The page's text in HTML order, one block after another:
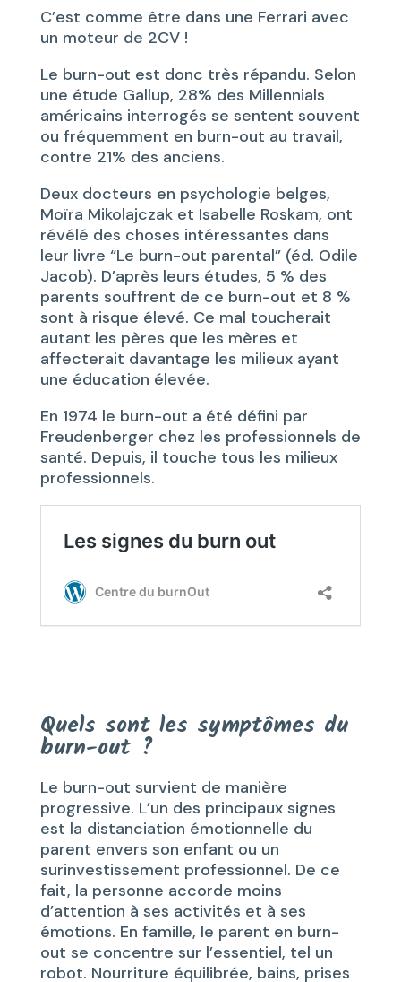
C’est comme être dans une Ferrari avec
un moteur de 2CV !
Le burn-out est donc très répandu. Selon
une étude Gallup, 28% des Millennials
américains interrogés se sentent souvent
ou fréquemment en burn-out au travail,
contre 21% des anciens.
Deux docteurs en psychologie belges,
Moïra Mikolajczak et Isabelle Roskam, ont
révélé des choses intéressantes dans
leur livre “Le burn-out parental” (éd. Odile
Jacob). D’après leurs études, 5 % des
parents souffrent de ce burn-out et 8 %
sont à risque élevé. Ce mal toucherait
autant les pères que les mères et
affecterait davantage les milieux ayant
une éducation élevée.
En 1974 le burn-out a été défini par
Freudenberger chez les professionnels de
santé. Depuis, il touche tous les milieux
professionnels.
Quels sont les symptômes du
burn-out ?
Le burn-out survient de manière
progressive. L’un des principaux signes
est la distanciation émotionnelle du
parent envers son enfant ou un
surinvestissement professionnel. De ce
fait, la personne accorde moins
d’attention à ses activités et à ses
émotions. En famille, le parent en burn-
out se concentre sur l’essentiel, tel un
robot. Nourriture équilibrée, bains, prises